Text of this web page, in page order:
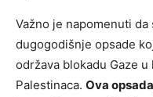
Važno je napomenuti
dugogodišnje opsade
održava blokadu Gaze
Palestinaca. Ova